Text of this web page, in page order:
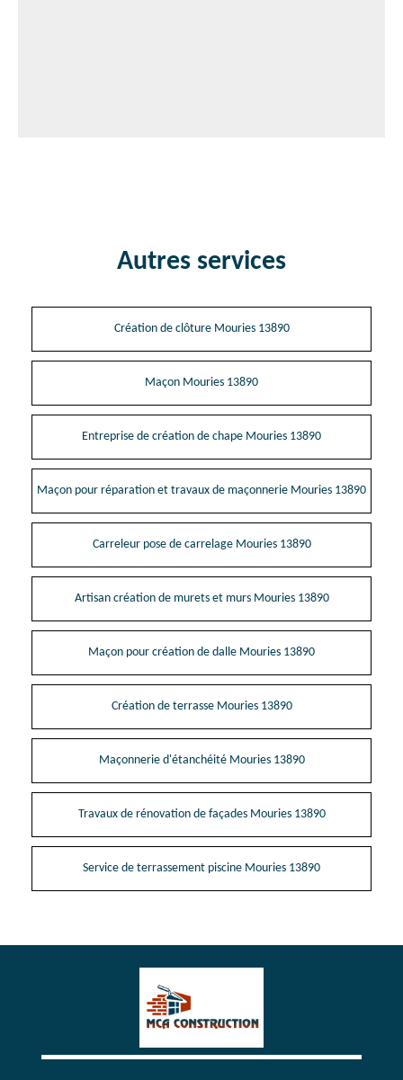
Autres services
Création de clôture Mouries 13890
Maçon Mouries 13890
Entreprise de création de chape Mouries 13890
Maçon pour réparation et travaux de maçonnerie Mouries 13890
Carreleur pose de carrelage Mouries 13890
Artisan création de murets et murs Mouries 13890
Maçon pour création de dalle Mouries 13890
Création de terrasse Mouries 13890
Maçonnerie d'étanchéité Mouries 13890
Travaux de rénovation de façades Mouries 13890
Service de terrassement piscine Mouries 13890